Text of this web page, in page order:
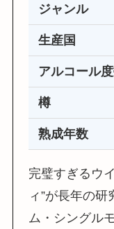
ジャンル
生産国
アルコール
樽
熟成年数
完璧すぎるウ
ィ”が長年の
ム・シングル